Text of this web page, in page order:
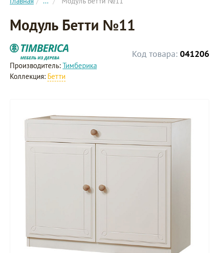
Модуль Бетти №11
Код товара: 041206
Производитель: Тимберика
Коллекция: Бетти